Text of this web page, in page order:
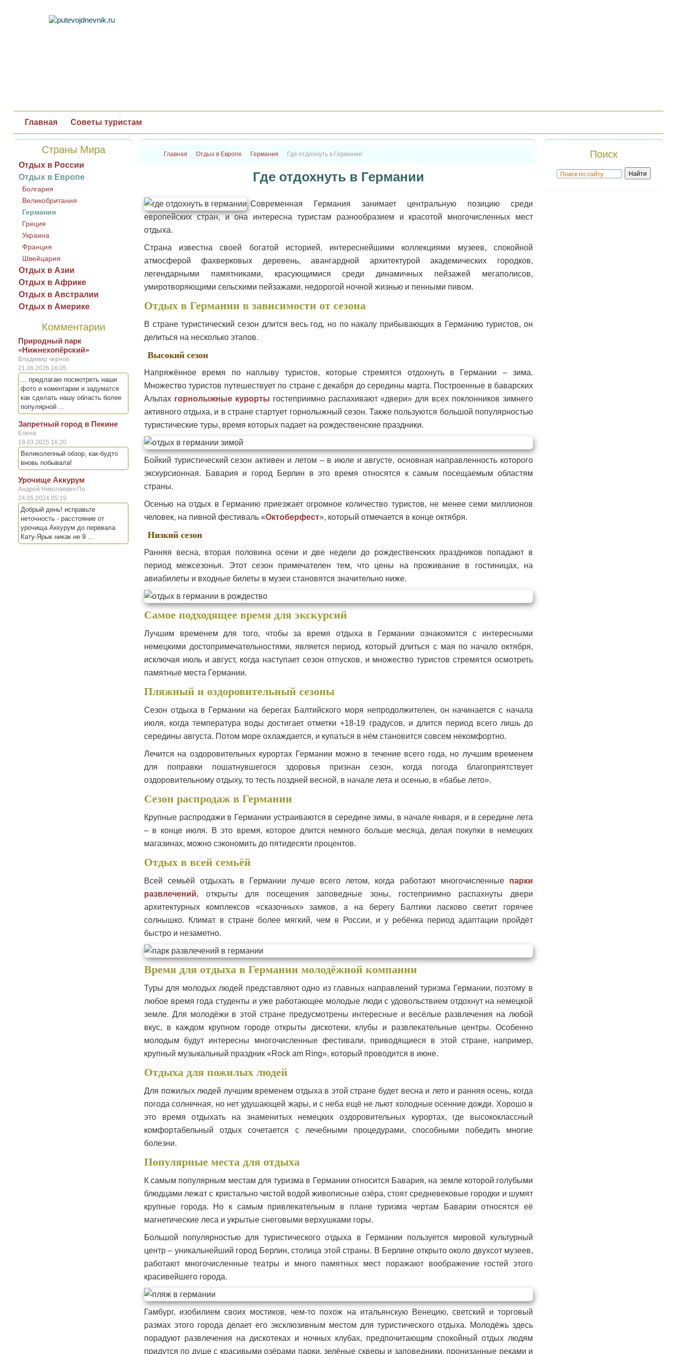
Главная Советы туристам
Страны Мира
Отдых в России
Отдых в Европе
Болгария
Великобритания
Германия
Греция
Украина
Франция
Швейцария
Отдых в Азии
Отдых в Африке
Отдых в Австралии
Отдых в Америке
Комментарии
Природный парк
«Нижнехопёрский»
Владимир чернов
21.06.2026 16:05
... предлагаю посмотреть наши
фото и коментарии и задуматся
как сделать нашу область более
популярной ...
Запретный город в Пекине
Елена
19.03.2025 16:20
Великолепный обзор, как-будто
вновь побывала!
Урочище Аккурум
Андрей Николаевич По
24.05.2024 05:19
Добрый день! исправьте
неточность - расстояние от
урочища Аккурум до перевала
Кату-Ярык никак не 9 ...
Главная Отдых в Европе Германия Где отдохнуть в Германии
Где отдохнуть в Германии
Современная Германия занимает центральную позицию среди
европейских стран, и она интересна туристам разнообразием и красотой многочисленных мест
отдыха.
Страна известна своей богатой историей, интереснейшими коллекциями музеев, спокойной
атмосферой фахверковых деревень, авангардной архитектурой академических городков,
легендарными памятниками, красующимися среди динамичных пейзажей мегаполисов,
умиротворяющими сельскими пейзажами, недорогой ночной жизнью и пенными пивом.
Отдых в Германии в зависимости от сезона
В стране туристический сезон длится весь год, но по накалу прибывающих в Германию туристов, он
делиться на несколько этапов.
Высокий сезон
Напряжённое время по наплыву туристов, которые стремятся отдохнуть в Германии – зима.
Множество туристов путешествует по стране с декабря до середины марта. Построенные в баварских
Альпах горнолыжные курорты гостеприимно распахивают «двери» для всех поклонников зимнего
активного отдыха, и в стране стартует горнолыжный сезон. Также пользуются большой популярностью
туристические туры, время которых падает на рождественские праздники.
Бойкий туристический сезон активен и летом – в июле и августе, основная направленность которого
экскурсионная. Бавария и город Берлин в это время относятся к самым посещаемым областям
страны.
Осенью на отдых в Германию приезжает огромное количество туристов, не менее семи миллионов
человек, на пивной фестиваль «Октоберфест», который отмечается в конце октября.
Низкий сезон
Ранняя весна, вторая половина осени и две недели до рождественских праздников попадают в
период межсезонья. Этот сезон примечателен тем, что цены на проживание в гостиницах, на
авиабилеты и входные билеты в музеи становятся значительно ниже.
Самое подходящее время для экскурсий
Лучшим временем для того, чтобы за время отдыха в Германии ознакомится с интересными
немецкими достопримечательностями, является период, который длиться с мая по начало октября,
исключая июль и август, когда наступает сезон отпусков, и множество туристов стремятся осмотреть
памятные места Германии.
Пляжный и оздоровительный сезоны
Сезон отдыха в Германии на берегах Балтийского моря непродолжителен, он начинается с начала
июля, когда температура воды достигает отметки +18-19 градусов, и длится период всего лишь до
середины августа. Потом море охлаждается, и купаться в нём становится совсем некомфортно.
Лечится на оздоровительных курортах Германии можно в течение всего года, но лучшим временем
для поправки пошатнувшегося здоровья признан сезон, когда погода благоприятствует
оздоровительному отдыху, то тесть поздней весной, в начале лета и осенью, в «бабье лето».
Сезон распродаж в Германии
Крупные распродажи в Германии устраиваются в середине зимы, в начале января, и в середине лета
– в конце июля. В это время, которое длится немного больше месяца, делая покупки в немецких
магазинах, можно сэкономить до пятидесяти процентов.
Отдых в всей семьёй
Всей семьёй отдыхать в Германии лучше всего летом, когда работают многочисленные парки
развлечений, открыты для посещения заповедные зоны, гостеприимно распахнуты двери
архитектурных комплексов «сказочных» замков, а на берегу Балтики ласково светит горячее
солнышко. Климат в стране более мягкий, чем в России, и у ребёнка период адаптации пройдёт
быстро и незаметно.
Время для отдыха в Германии молодёжной компании
Туры для молодых людей представляют одно из главных направлений туризма Германии, поэтому в
любое время года студенты и уже работающее молодые люди с удовольствием отдохнут на немецкой
земле. Для молодёжи в этой стране предусмотрены интересные и весёлые развлечения на любой
вкус, в каждом крупном городе открыты дискотеки, клубы и развлекательные центры. Особенно
молодым будут интересны многочисленные фестивали, приводящиеся в этой стране, например,
крупный музыкальный праздник «Rock am Ring», который проводится в июне.
Отдыха для пожилых людей
Для пожилых людей лучшим временем отдыха в этой стране будет весна и лето и ранняя осень, когда
погода солнечная, но нет удушающей жары, и с неба ещё не льют холодные осенние дожди. Хорошо в
это время отдыхать на знаменитых немецких оздоровительных курортах, где высококлассный
комфортабельный отдых сочетается с лечебными процедурами, способными победить многие
болезни.
Популярные места для отдыха
К самым популярным местам для туризма в Германии относится Бавария, на земле которой голубыми
блюдцами лежат с кристально чистой водой живописные озёра, стоят средневековые городки и шумят
крупные города. Но к самым привлекательным в плане туризма чертам Баварии относятся её
магнетические леса и укрытые снеговыми верхушками горы.
Большой популярностью для туристического отдыха в Германии пользуется мировой культурный
центр – уникальнейший город Берлин, столица этой страны. В Берлине открыто около двухсот музеев,
работают многочисленные театры и много памятных мест поражают воображение гостей этого
красивейшего города.
Гамбург, изобилием своих мостиков, чем-то похож на итальянскую Венецию, светский и торговый
размах этого города делает его эксклюзивным местом для туристического отдыха. Молодёжь здесь
порадуют развлечения на дискотеках и ночных клубах, предпочитающим спокойный отдых людям
придутся по душе с красивыми озёрами парки, зелёные скверы и заповедники, пронизанные реками и
Поиск